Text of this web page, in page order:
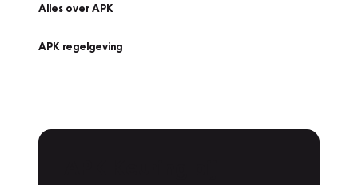
Alles over APK
APK regelgeving